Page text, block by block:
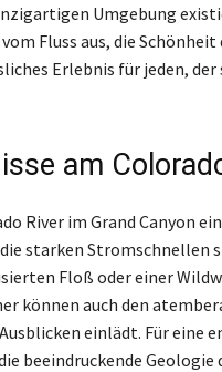
Umgebung
Fluss aus, die
Erlebnis für jeden, der
am
River im Grand Canyon
starken Stromschnellen
Floß oder einer
können auch den
einlädt. Für eine
beeindruckende Geologie